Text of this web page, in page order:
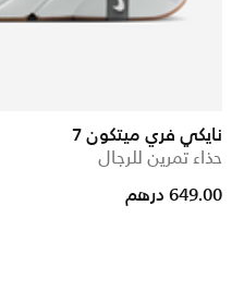
نايكي فري ميتكون 7
حذاء تمرين للرجال
649.00 درهم